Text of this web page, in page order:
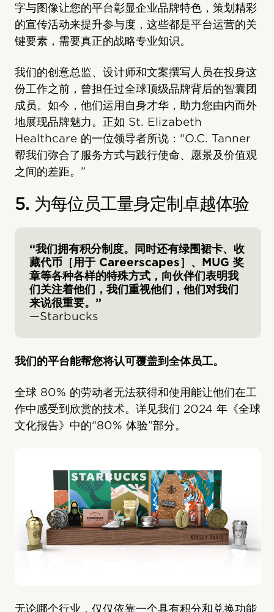
字与图像让您的平台彰显企业品牌特色，策划精彩
的宣传活动来提升参与度，这些都是平台运营的关
键要素，需要真正的战略专业知识。
我们的创意总监、设计师和文案撰写人员在投身这
份工作之前，曾担任过全球顶级品牌背后的智囊团
成员。如今，他们运用自身才华，助力您由内而外
地展现品牌魅力。正如 St. Elizabeth
Healthcare 的一位领导者所说：“O.C. Tanner
帮我们弥合了服务方式与践行使命、愿景及价值观
之间的差距。”
5. 为每位员工量身定制卓越体验
“我们拥有积分制度。同时还有绿围裙卡、收
藏代币［用于 Careerscapes］、MUG 奖
章等各种各样的特殊方式，向伙伴们表明我
们关注着他们，我们重视他们，他们对我们
来说很重要。”
—Starbucks
我们的平台能帮您将认可覆盖到全体员工。
全球 80% 的劳动者无法获得和使用能让他们在工
作中感受到欣赏的技术。详见我们 2024 年《全球
文化报告》中的“80% 体验”部分。
无论哪个行业，仅仅依靠一个具有积分和兑换功能